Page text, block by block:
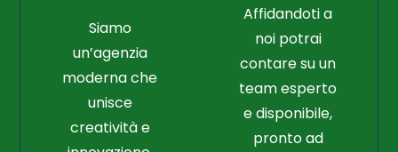
Siamo
un’agenzia
moderna che
unisce
creatività e
Affidandoti a
noi potrai
contare su un
team esperto
e disponibile,
pronto ad